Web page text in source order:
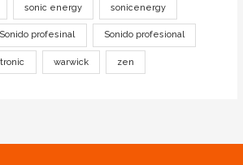
sonic energy sonicenergy
Sonido profesinal Sonido profesional
warwick zen